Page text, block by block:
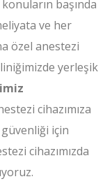
başında
ve her
özel anestezi
yerleşik
cihazımıza
için
cihazımızda